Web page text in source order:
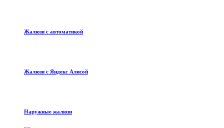
Жалюзи с автоматикой
Жалюзи с Яндекс Алисой
Наружные жалюзи